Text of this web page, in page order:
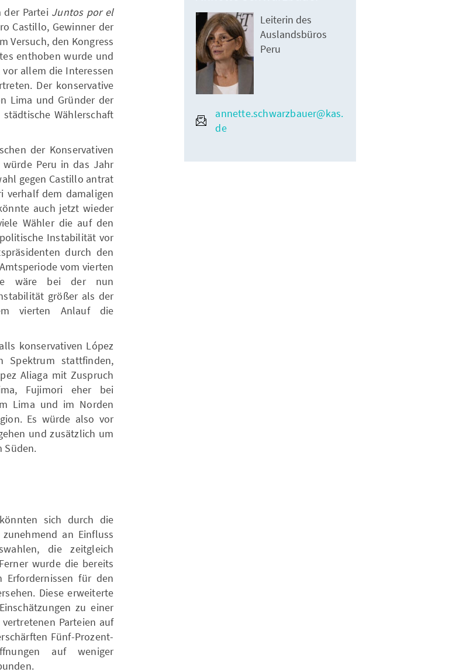
der Partei Juntos por el
Castillo, Gewinner der
Versuch, den Kongress
enthoben wurde und
allem die Interessen
Der konservative
Lima und Gründer der
Wählerschaft
der Konservativen
Peru in das Jahr
gegen Castillo antrat
verhalf dem damaligen
auch jetzt wieder
Wähler die auf den
Instabilität vor
durch den
vom vierten
wäre bei der nun
größer als der
vierten Anlauf die
konservativen López
Spektrum stattfinden,
Aliaga mit Zuspruch
Fujimori eher bei
Lima und im Norden
Es würde also vor
und zusätzlich um
Süden.
sich durch die
an Einfluss
die zeitgleich
wurde die bereits
Erfordernissen für den
Diese erweiterte
zu einer
Parteien auf
Fünf-Prozent-
auf weniger
Leiterin des
Auslandsbüros
Peru
annette.schwarzbauer@kas.
de